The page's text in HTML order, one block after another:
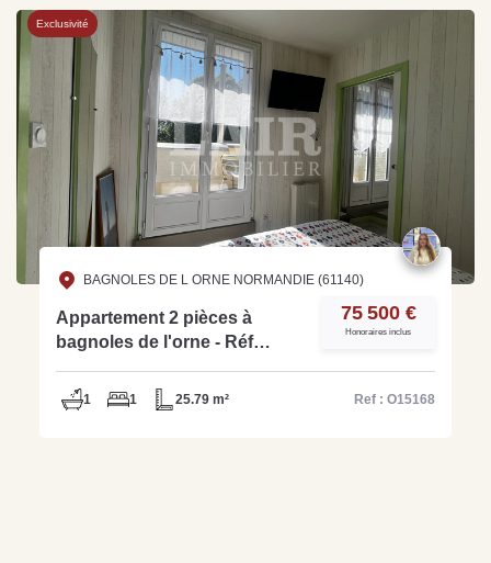
Exclusivité
BAGNOLES DE L ORNE NORMANDIE (61140)
Appartement 2 pièces à
bagnoles de l'orne - Réf
75 500 €
Honoraires inclus
1 1 25.79 m² Ref : O15168